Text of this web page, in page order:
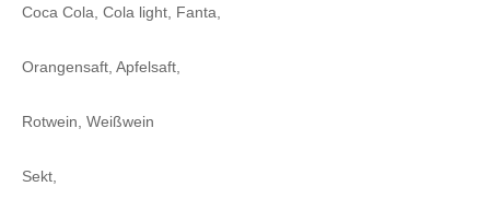
Coca Cola, Cola light, Fanta,
Orangensaft, Apfelsaft,
Rotwein, Weißwein
Sekt,